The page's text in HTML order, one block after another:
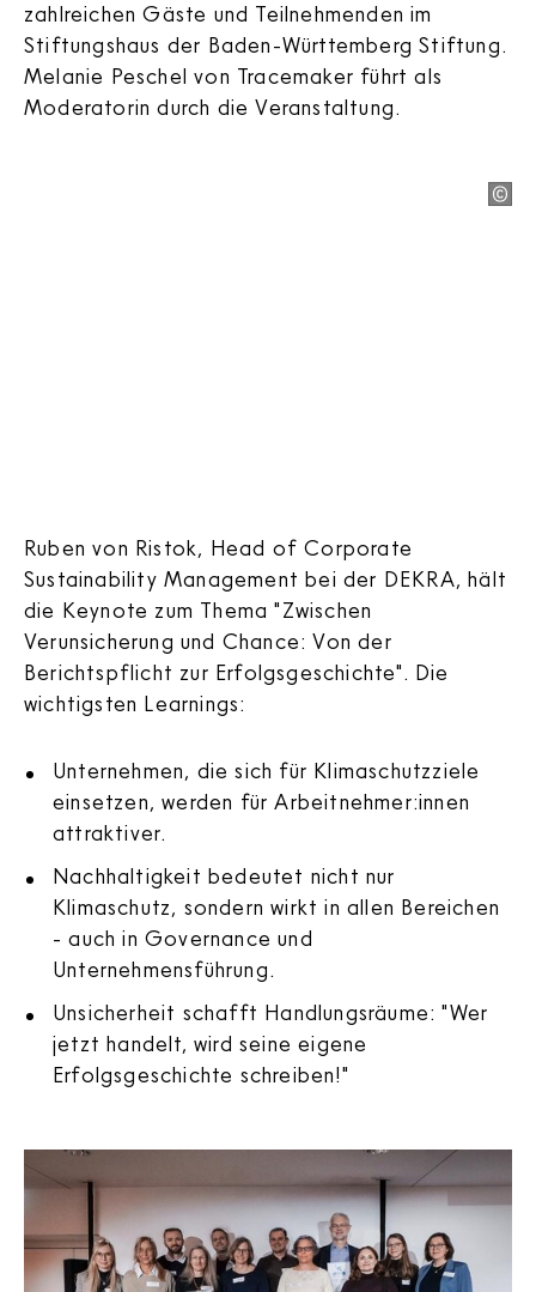
zahlreichen Gäste und Teilnehmenden im
Stiftungshaus der Baden-Württemberg Stiftung.
Melanie Peschel von Tracemaker führt als
Moderatorin durch die Veranstaltung.
Ruben von Ristok, Head of Corporate
Sustainability Management bei der DEKRA, hält
die Keynote zum Thema "Zwischen
Verunsicherung und Chance: Von der
Berichtspflicht zur Erfolgsgeschichte". Die
wichtigsten Learnings:
Unternehmen, die sich für Klimaschutzziele
einsetzen, werden für Arbeitnehmer:innen
attraktiver.
Nachhaltigkeit bedeutet nicht nur
Klimaschutz, sondern wirkt in allen Bereichen
- auch in Governance und
Unternehmensführung.
Unsicherheit schafft Handlungsräume: "Wer
jetzt handelt, wird seine eigene
Erfolgsgeschichte schreiben!"